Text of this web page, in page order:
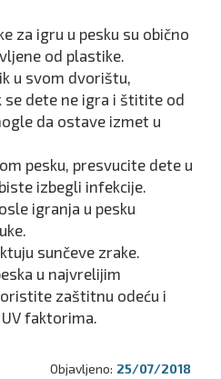
za igru u pesku su obično
od plastike.
u svom dvorištu,
se dete ne igra i štitite od
da ostave izmet u
pesku, presvucite dete u
izbegli infekcije.
igranja u pesku
sunčeve zrake.
u najvrelijim
zaštitnu odeću i
faktorima.
Objavljeno: 25/07/2018